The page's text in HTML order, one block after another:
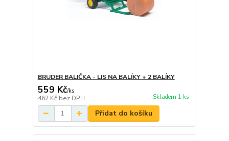
BRUDER BALIČKA - LIS NA BALÍKY + 2 BALÍKY
559 Kč/ks
462 Kč bez DPH Skladem 1 ks
Přidat do košíku